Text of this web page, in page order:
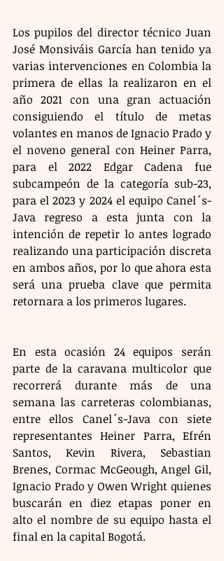
Los pupilos del director técnico Juan
José Monsiváis García han tenido ya
varias intervenciones en Colombia la
primera de ellas la realizaron en el
año 2021 con una gran actuación
consiguiendo el título de metas
volantes en manos de Ignacio Prado y
el noveno general con Heiner Parra,
para el 2022 Edgar Cadena fue
subcampeón de la categoría sub-23,
para el 2023 y 2024 el equipo Canel´s-
Java regreso a esta junta con la
intención de repetir lo antes logrado
realizando una participación discreta
en ambos años, por lo que ahora esta
será una prueba clave que permita
retornara a los primeros lugares.
En esta ocasión 24 equipos serán
parte de la caravana multicolor que
recorrerá durante más de una
semana las carreteras colombianas,
entre ellos Canel´s-Java con siete
representantes Heiner Parra, Efrén
Santos, Kevin Rivera, Sebastian
Brenes, Cormac McGeough, Angel Gil,
Ignacio Prado y Owen Wright quienes
buscarán en diez etapas poner en
alto el nombre de su equipo hasta el
final en la capital Bogotá.